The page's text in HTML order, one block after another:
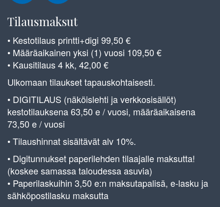
Tilausmaksut
• Kestotilaus printti+digi 99,50 €
• Määräaikainen yksi (1) vuosi 109,50 €
• Kausitilaus 4 kk, 42,00 €
Ulkomaan tilaukset tapauskohtaisesti.
• DIGITILAUS (näköislehti ja verkkosisällöt)
kestotilauksena 63,50 e / vuosi, määräaikaisena
73,50 e / vuosi
• Tilaushinnat sisältävät alv 10%.
• Digitunnukset paperilehden tilaajalle maksutta!
(koskee samassa taloudessa asuvia)
• Paperilaskuihin 3,50 e:n maksutapalisä, e-lasku ja
sähköpostilasku maksutta